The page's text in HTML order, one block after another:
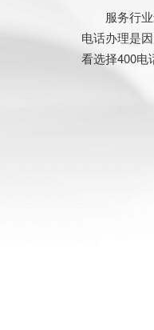
服务行业
电话办理是
看选择400电